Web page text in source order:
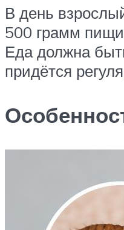
В день
500 грамм
Еда должна
придётся